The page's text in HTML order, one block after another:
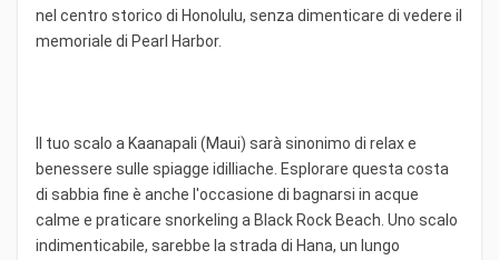
nel centro storico di Honolulu, senza dimenticare di vedere il
memoriale di Pearl Harbor.
Il tuo scalo a Kaanapali (Maui) sarà sinonimo di relax e
benessere sulle spiagge idilliache. Esplorare questa costa
di sabbia fine è anche l'occasione di bagnarsi in acque
calme e praticare snorkeling a Black Rock Beach. Uno scalo
indimenticabile, sarebbe la strada di Hana, un lungo